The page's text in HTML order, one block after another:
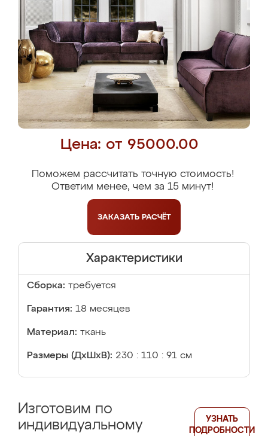
Цена: от 95000.00
Поможем рассчитать точную стоимость!
Ответим менее, чем за 15 минут!
ЗАКАЗАТЬ РАСЧЁТ
Характеристики
Сборка: требуется
Гарантия: 18 месяцев
Материал: ткань
Размеры (ДхШхВ): 230 : 110 : 91 см
Изготовим по
индивидуальному
УЗНАТЬ
ПОДРОБНОСТИ